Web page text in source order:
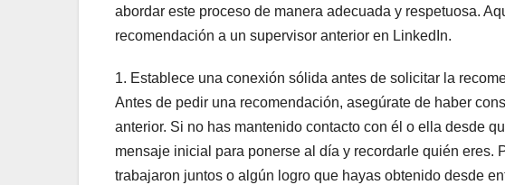
abordar este proceso de manera adecuada y respetuosa.
recomendación a un supervisor anterior en LinkedIn.
1. Establece una conexión sólida antes de solicitar la
Antes de pedir una recomendación, asegúrate de haber
anterior. Si no has mantenido contacto con él o ella desde
mensaje inicial para ponerse al día y recordarle quién eres.
trabajaron juntos o algún logro que hayas obtenido desde